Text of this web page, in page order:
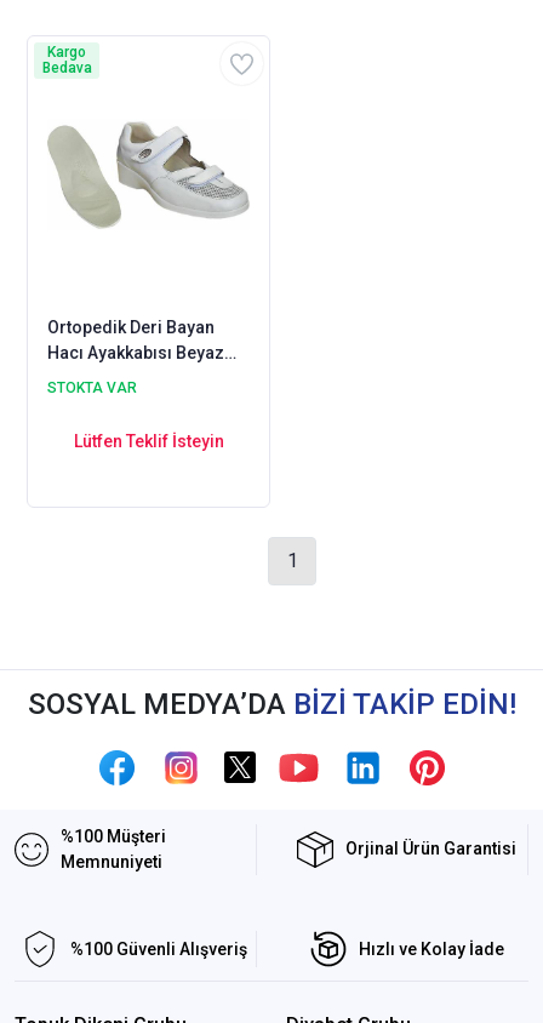
Ortopedik Deri Bayan
Hacı Ayakkabısı Beyaz
ODY-03B
STOKTA VAR
Lütfen Teklif İsteyin
Kargo
Bedava
1
SOSYAL MEDYA’DA BİZİ TAKİP EDİN!
%100 Müşteri
Memnuniyeti
Orjinal Ürün Garantisi
%100 Güvenli Alışveriş Hızlı ve Kolay İade